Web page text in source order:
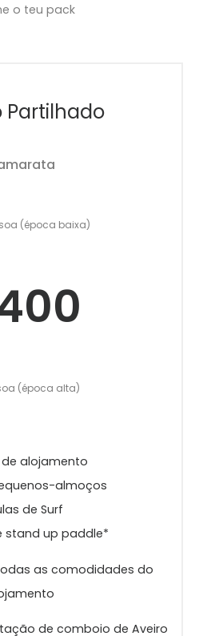
o teu pack
Partilhado
(época baixa)
(época alta)
alojamento
almoços
de Surf
stand up paddle*
as comodidades do
de comboio de Aveiro